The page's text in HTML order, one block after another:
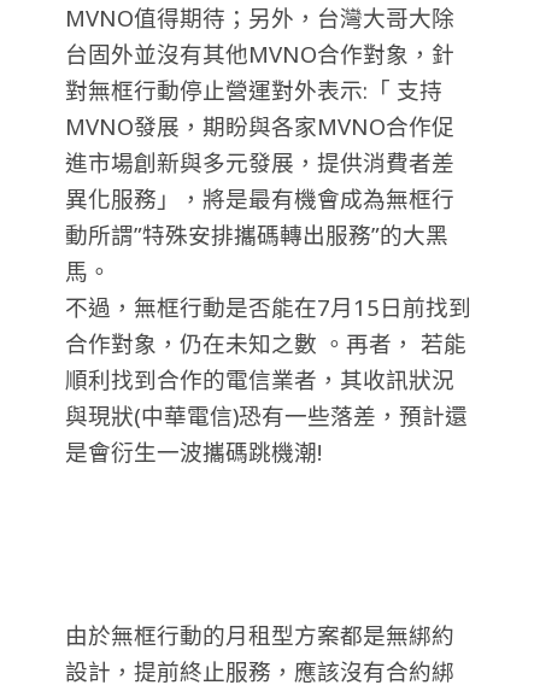
MVNO值得期待；另外，台灣大哥大除
台固外並沒有其他MVNO合作對象，針
對無框行動停止營運對外表示:「 支持
MVNO發展，期盼與各家MVNO合作促
進市場創新與多元發展，提供消費者差
異化服務」，將是最有機會成為無框行
動所謂”特殊安排攜碼轉出服務”的大黑
馬。
不過，無框行動是否能在7月15日前找到
合作對象，仍在未知之數 。再者， 若能
順利找到合作的電信業者，其收訊狀況
與現狀(中華電信)恐有一些落差，預計還
是會衍生一波攜碼跳機潮!
由於無框行動的月租型方案都是無綁約
設計，提前終止服務，應該沒有合約綁